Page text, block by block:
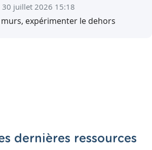
30 juillet 2026 15:18
expérimenter le dehors
dernières ressources